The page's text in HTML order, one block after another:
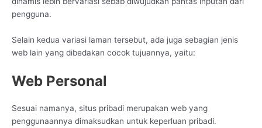
pengguna.
Selain kedua variasi laman tersebut, ada juga sebagian jenis
web lain yang dibedakan cocok tujuannya, yaitu:
Web Personal
Sesuai namanya, situs pribadi merupakan web yang
penggunaannya dimaksudkan untuk keperluan pribadi.